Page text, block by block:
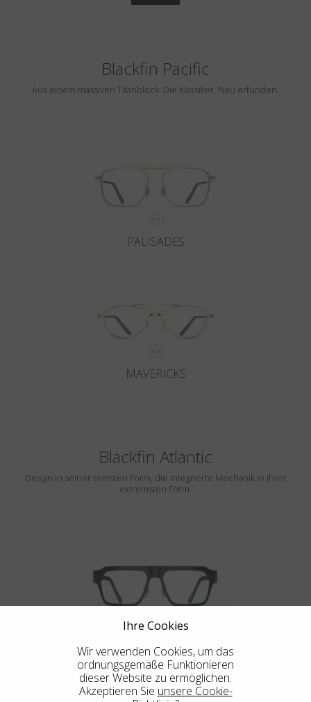
Blackfin Pacific
Aus einem massiven Titanblock. Die Klassiker, Neu erfunden.
PALISADES
MAVERICKS
Blackfin Atlantic
Design in seiner reinsten Form, die integrierte Mechanik in ihrer
extremsten Form.
Ihre Cookies
Wir verwenden Cookies, um das
ordnungsgemäße Funktionieren
dieser Website zu ermöglichen.
Akzeptieren Sie unsere Cookie-